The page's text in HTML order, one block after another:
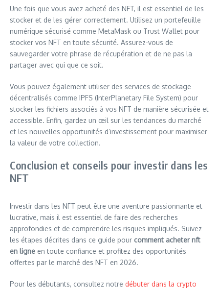
Une fois que vous avez acheté des NFT, il est essentiel de les
stocker et de les gérer correctement. Utilisez un portefeuille
numérique sécurisé comme MetaMask ou Trust Wallet pour
stocker vos NFT en toute sécurité. Assurez-vous de
sauvegarder votre phrase de récupération et de ne pas la
partager avec qui que ce soit.
Vous pouvez également utiliser des services de stockage
décentralisés comme IPFS (InterPlanetary File System) pour
stocker les fichiers associés à vos NFT de manière sécurisée et
accessible. Enfin, gardez un œil sur les tendances du marché
et les nouvelles opportunités d’investissement pour maximiser
la valeur de votre collection.
Conclusion et conseils pour investir dans les
NFT
Investir dans les NFT peut être une aventure passionnante et
lucrative, mais il est essentiel de faire des recherches
approfondies et de comprendre les risques impliqués. Suivez
les étapes décrites dans ce guide pour comment acheter nft
en ligne en toute confiance et profitez des opportunités
offertes par le marché des NFT en 2026.
Pour les débutants, consultez notre débuter dans la crypto